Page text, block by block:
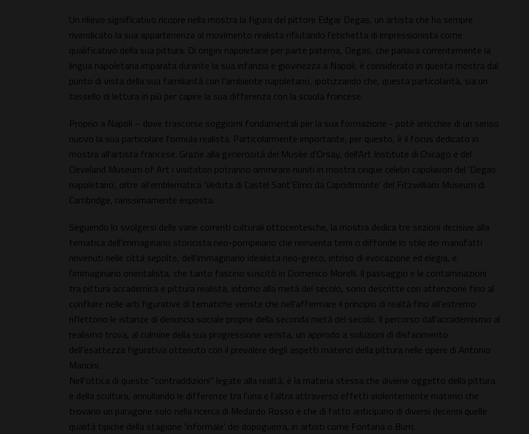
Un rilievo significativo ricopre nella mostra la figura del pittore Edgar Degas, un artista che ha sempre
rivendicato la sua appartenenza al movimento realista rifiutando l'etichetta di impressionista come
qualificativo della sua pittura. Di origini napoletane per parte paterna, Degas, che parlava correntemente la
lingua napoletana imparata durante la sua infanzia e giovinezza a Napoli, è considerato in questa mostra dal
punto di vista della sua familiarità con l'ambiente napoletano, ipotizzando che, questa particolarità, sia un
tassello di lettura in più per capire la sua differenza con la scuola francese.
Proprio a Napoli – dove trascorse soggiorni fondamentali per la sua formazione - poté arricchire di un senso
nuovo la sua particolare formula realista. Particolarmente importante, per questo, è il focus dedicato in
mostra all'artista francese. Grazie alla generosità del Musée d'Orsay, dell'Art Institute di Chicago e del
Cleveland Museum of Art i visitatori potranno ammirare riuniti in mostra cinque celebri capolavori del 'Degas
napoletano', oltre all'emblematica 'Veduta di Castel Sant'Elmo da Capodimonte' del Fitzwilliam Museum di
Cambridge, rarissimamente esposta.
Seguendo lo svolgersi delle varie correnti culturali ottocentesche, la mostra dedica tre sezioni decisive alla
tematica dell'immaginario storicista neo-pompeiano che reinventa temi o diffonde lo stile dei manufatti
rinvenuti nelle città sepolte, dell'immaginario idealista neo-greco, intriso di evocazione ed elegia, e
l'immaginario orientalista, che tanto fascino suscitò in Domenico Morelli. Il passaggio e le contaminazioni
tra pittura accademica e pittura realista, intorno alla metà del secolo, sono descritte con attenzione fino al
confluire nelle arti figurative di tematiche veriste che nell'affermare il principio di realtà fino all'estremo
riflettono le istanze di denuncia sociale proprie della seconda metà del secolo. Il percorso dall'accademismo al
realismo trova, al culmine della sua progressione verista, un approdo a soluzioni di disfacimento
dell'esattezza figurativa ottenuto con il prevalere degli aspetti materici della pittura nelle opere di Antonio
Mancini.
Nell'ottica di queste "contraddizioni" legate alla realtà, è la materia stessa che diviene oggetto della pittura
e della scultura, annullando le differenze tra l'una e l'altra attraverso effetti violentemente materici che
trovano un paragone solo nella ricerca di Medardo Rosso e che di fatto anticipano di diversi decenni quelle
qualità tipiche della stagione 'informale' del dopoguerra, in artisti come Fontana o Burri.